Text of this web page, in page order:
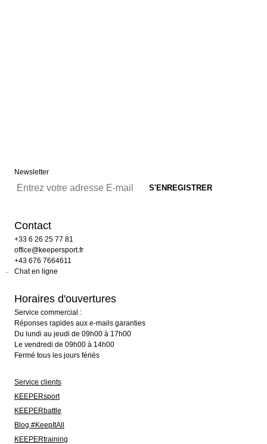
Newsletter
Contact
+33 6 26 25 77 81
office@keepersport.fr
+43 676 7664611
Chat en ligne
Horaires d'ouvertures
Service commercial :
Réponses rapides aux e-mails garanties
Du lundi au jeudi de 09h00 à 17h00
Le vendredi de 09h00 à 14h00
Fermé tous les jours fériés
Service clients
KEEPERsport
KEEPERbattle
Blog #KeepItAll
KEEPERtraining